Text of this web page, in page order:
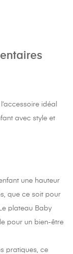
idéal
avec style et
une hauteur
que ce soit pour
plateau Baby
pour un bien-être
pratiques, ce